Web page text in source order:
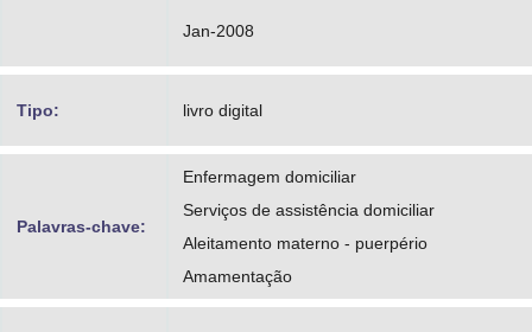
Jan-2008
Tipo: livro digital
Palavras-chave:
Enfermagem domiciliar
Serviços de assistência domiciliar
Aleitamento materno - puerpério
Amamentação